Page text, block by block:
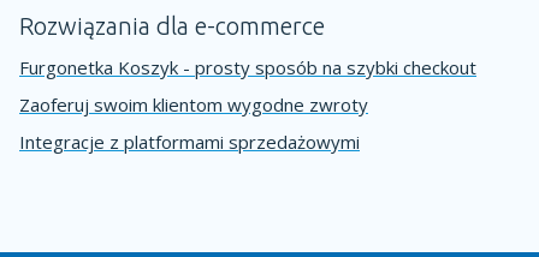
Rozwiązania dla e-commerce
Furgonetka Koszyk - prosty sposób na szybki checkout
Zaoferuj swoim klientom wygodne zwroty
Integracje z platformami sprzedażowymi